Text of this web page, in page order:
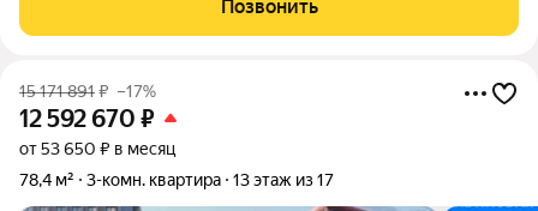
светлaя и пpocторнaя,
Позвонить
15 171 891₽ –17%
12 592 670 ₽
от 53 650 ₽ в месяц
78,4 м²
3-комн. квартира 13 этаж из 17